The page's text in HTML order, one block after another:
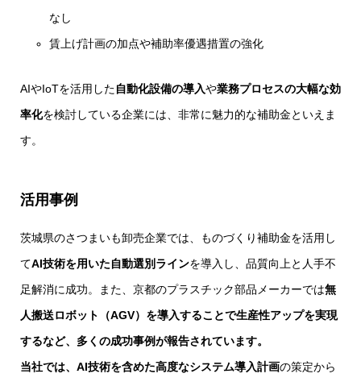
なし
賃上げ計画の加点や補助率優遇措置の強化
AIやIoTを活用した自動化設備の導入や業務プロセスの大幅な効
率化を検討している企業には、非常に魅力的な補助金といえま
す。
活用事例
茨城県のさつまいも卸売企業では、ものづくり補助金を活用し
てAI技術を用いた自動選別ラインを導入し、品質向上と人手不
足解消に成功。また、京都のプラスチック部品メーカーでは無
人搬送ロボット（AGV）を導入することで生産性アップを実現
するなど、多くの成功事例が報告されています。
当社では、AI技術を含めた高度なシステム導入計画の策定から